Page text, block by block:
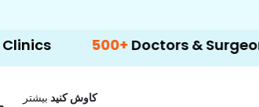
500+ Doctors & Surgeons 14+
کاوش کنید بیشتر